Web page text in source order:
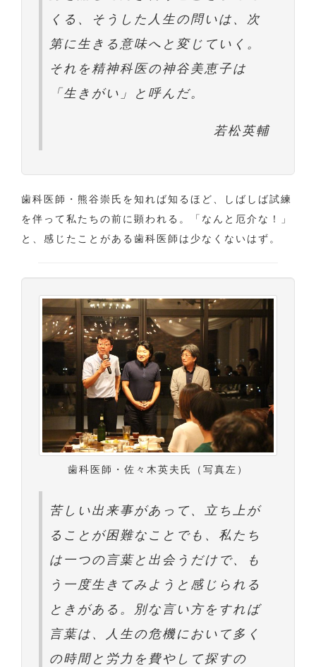
くる、そうした人生の問いは、次
第に生きる意味へと変じていく。
それを精神科医の神谷美恵子は
「生きがい」と呼んだ。
若松英輔
歯科医師・熊谷崇氏を知れば知るほど、しばしば試練
を伴って私たちの前に顕われる。「なんと厄介な！」
と、感じたことがある歯科医師は少なくないはず。
歯科医師・佐々木英夫氏（写真左）
苦しい出来事があって、立ち上が
ることが困難なことでも、私たち
は一つの言葉と出会うだけで、も
う一度生きてみようと感じられる
ときがある。別な言い方をすれば
言葉は、人生の危機において多く
の時間と労力を費やして探すの